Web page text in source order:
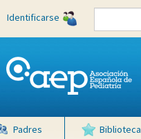
Identificarse
Padres Biblioteca